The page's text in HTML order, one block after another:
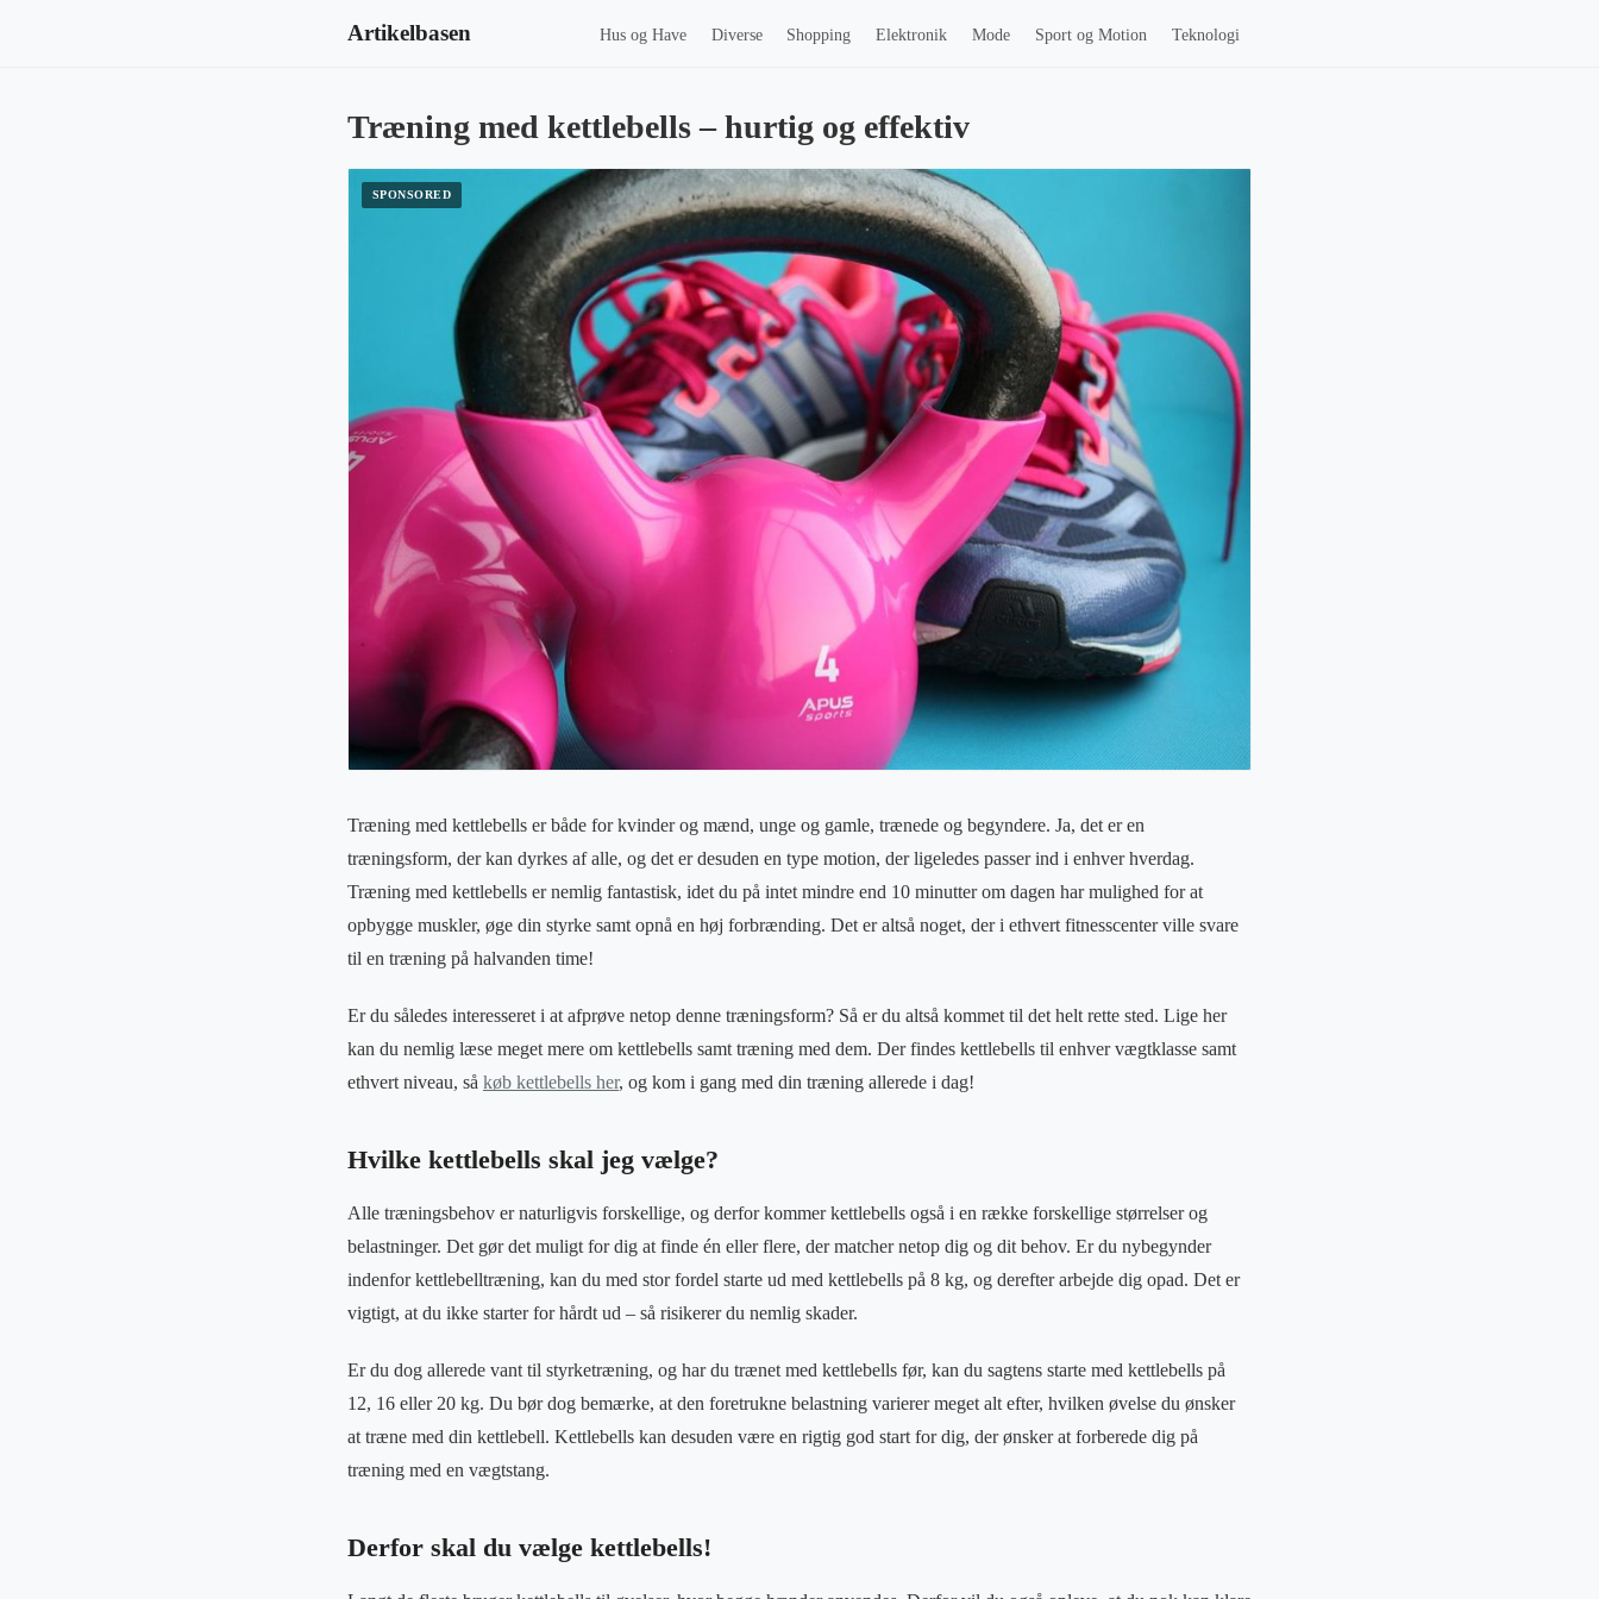
Artikelbasen Hus og Have Diverse Shopping Elektronik Mode Sport og Motion Teknologi
Træning med kettlebells – hurtig og effektiv
Træning med kettlebells er både for kvinder og mænd, unge og gamle, trænede og begyndere. Ja, det er en
træningsform, der kan dyrkes af alle, og det er desuden en type motion, der ligeledes passer ind i enhver hverdag.
Træning med kettlebells er nemlig fantastisk, idet du på intet mindre end 10 minutter om dagen har mulighed for at
opbygge muskler, øge din styrke samt opnå en høj forbrænding. Det er altså noget, der i ethvert fitnesscenter ville svare
til en træning på halvanden time!
Er du således interesseret i at afprøve netop denne træningsform? Så er du altså kommet til det helt rette sted. Lige her
kan du nemlig læse meget mere om kettlebells samt træning med dem. Der findes kettlebells til enhver vægtklasse samt
ethvert niveau, så køb kettlebells her, og kom i gang med din træning allerede i dag!
Hvilke kettlebells skal jeg vælge?
Alle træningsbehov er naturligvis forskellige, og derfor kommer kettlebells også i en række forskellige størrelser og
belastninger. Det gør det muligt for dig at finde én eller flere, der matcher netop dig og dit behov. Er du nybegynder
indenfor kettlebelltræning, kan du med stor fordel starte ud med kettlebells på 8 kg, og derefter arbejde dig opad. Det er
vigtigt, at du ikke starter for hårdt ud – så risikerer du nemlig skader.
Er du dog allerede vant til styrketræning, og har du trænet med kettlebells før, kan du sagtens starte med kettlebells på
12, 16 eller 20 kg. Du bør dog bemærke, at den foretrukne belastning varierer meget alt efter, hvilken øvelse du ønsker
at træne med din kettlebell. Kettlebells kan desuden være en rigtig god start for dig, der ønsker at forberede dig på
træning med en vægtstang.
Derfor skal du vælge kettlebells!